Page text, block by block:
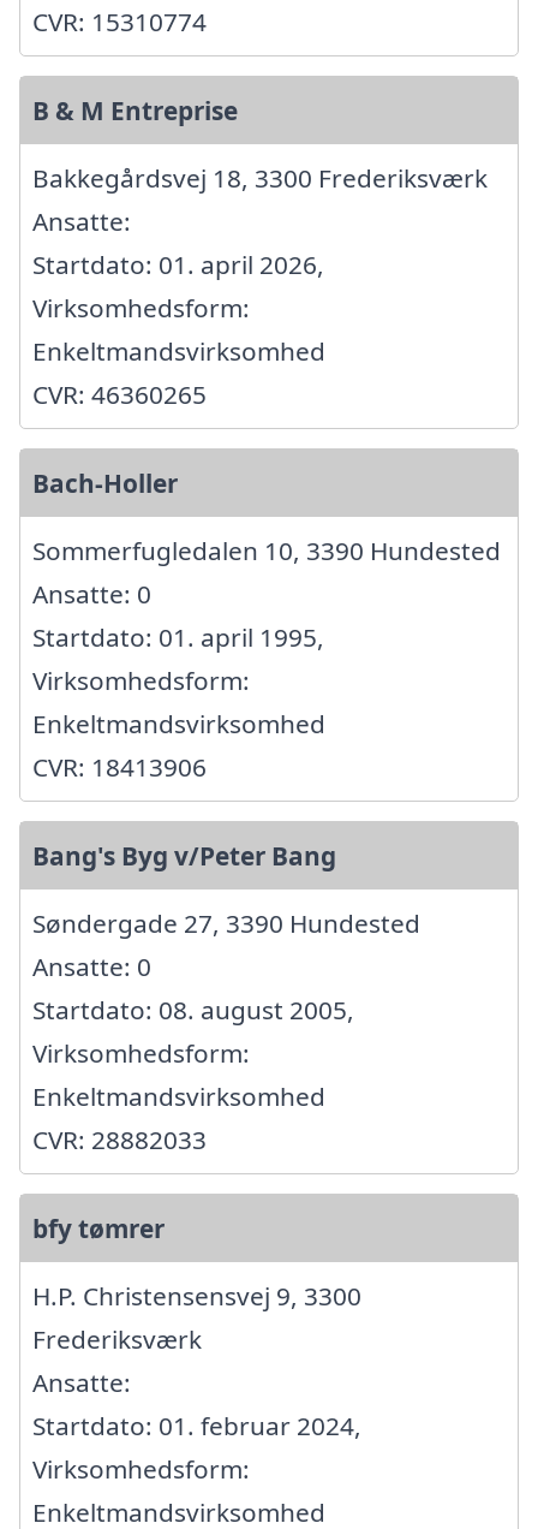
CVR: 15310774
B & M Entreprise
Bakkegårdsvej 18, 3300 Frederiksværk
Ansatte:
Startdato: 01. april 2026,
Virksomhedsform:
Enkeltmandsvirksomhed
CVR: 46360265
Bach-Holler
Sommerfugledalen 10, 3390 Hundested
Ansatte: 0
Startdato: 01. april 1995,
Virksomhedsform:
Enkeltmandsvirksomhed
CVR: 18413906
Bang's Byg v/Peter Bang
Søndergade 27, 3390 Hundested
Ansatte: 0
Startdato: 08. august 2005,
Virksomhedsform:
Enkeltmandsvirksomhed
CVR: 28882033
bfy tømrer
H.P. Christensensvej 9, 3300
Frederiksværk
Ansatte:
Startdato: 01. februar 2024,
Virksomhedsform:
Enkeltmandsvirksomhed